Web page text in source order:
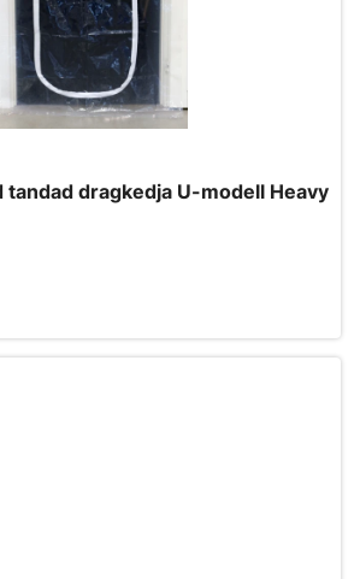
tandad dragkedja U-modell Heavy